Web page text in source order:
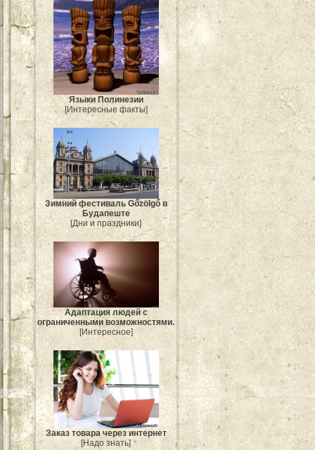
Языки Полинезии
[Интересные факты]
Зимний фестиваль Gőzölgő в
Будапеште
[Дни и праздники]
Адаптация людей с
ограниченными возможностями.
[Интересное]
Заказ товара через интернет
[Надо знать]